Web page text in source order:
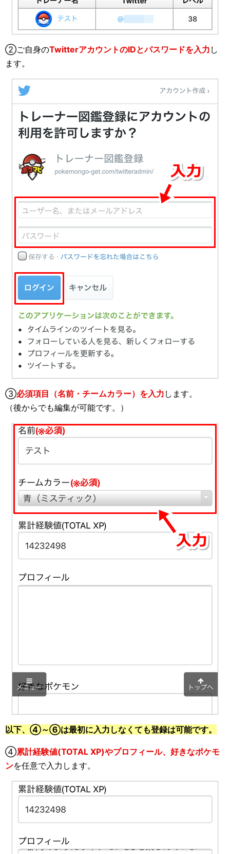
②ご自身のTwitterアカウントのIDとパスワードを入力 し
ます。
③必須項目（名前・チームカラー）を入力 します。
（後からでも編集が可能です。）
以下、④～⑥は最初に入力しなくても登録は可能です。
④累計経験値(TOTAL XP)やプロフィール、好きなポケモ
ンを任意で入力します。